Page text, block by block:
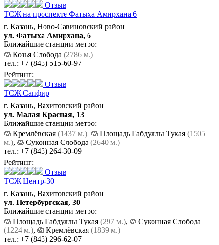
Отзыв
ТСЖ на проспекте Фатыха Амирхана 6
г. Казань, Ново-Савиновский район
ул. Фатыха Амирхана, 6
Ближайшие станции метро:
Козья Слобода (2786 м.)
тел.: +7 (843) 515-60-97
Рейтинг:
Отзыв
ТСЖ Сапфир
г. Казань, Вахитовский район
ул. Малая Красная, 13
Ближайшие станции метро:
Кремлёвская (1437 м.), Площадь Габдуллы Тукая (1505
м.), Суконная Слобода (2640 м.)
тел.: +7 (843) 264-30-09
Рейтинг:
Отзыв
ТСЖ Центр-30
г. Казань, Вахитовский район
ул. Петербургская, 30
Ближайшие станции метро:
Площадь Габдуллы Тукая (297 м.),
Суконная Слобода
(1224 м.), Кремлёвская (1839 м.)
тел.: +7 (843) 296-62-07